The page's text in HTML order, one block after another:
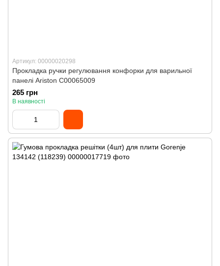
Артикул: 00000020298
Прокладка ручки регулювання конфорки для варильної
панелі Ariston C00065009
265 грн
В наявності